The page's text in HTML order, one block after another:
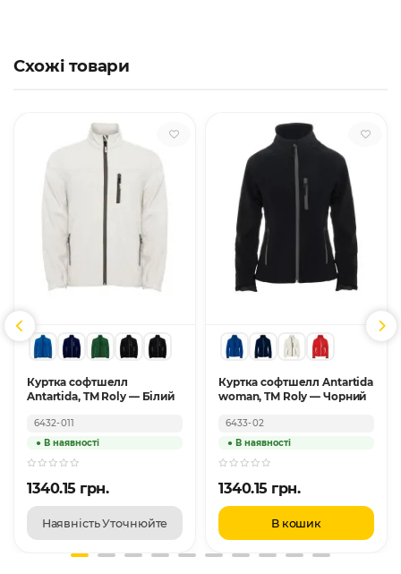
Схожі товари
Куртка софтшелл
Antartida, TM Roly — Білий
6432-011
1340.15 грн.
Наявність Уточнюйте
Куртка софтшелл Antartida
woman, TM Roly — Чорний
6433-02
1340.15 грн.
В кошик